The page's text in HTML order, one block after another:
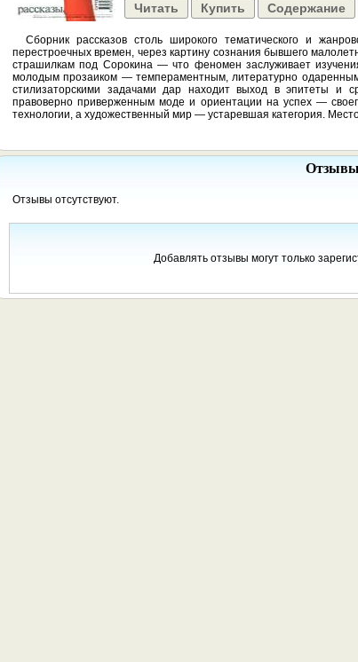
Читать Купить Содержание
Сборник рассказов столь широкого тематического и
перестроечных времен, через картину сознания бывшего
страшилкам под Сорокина — что феномен заслуживает
молодым прозаиком — темпераментным, литературно
стилизаторскими задачами дар находит выход в эпитеты и
правоверно приверженным моде и ориентации на успех —
технологии, а художественный мир — устаревшая категория.
Отзывы
Отзывы отсутствуют.
Добавлять отзывы могут только